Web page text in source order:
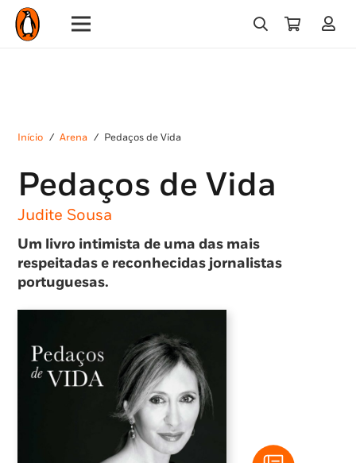
Início / Arena / Pedaços de Vida
Pedaços de Vida
Judite Sousa
Um livro intimista de uma das mais
respeitadas e reconhecidas jornalistas
portuguesas.